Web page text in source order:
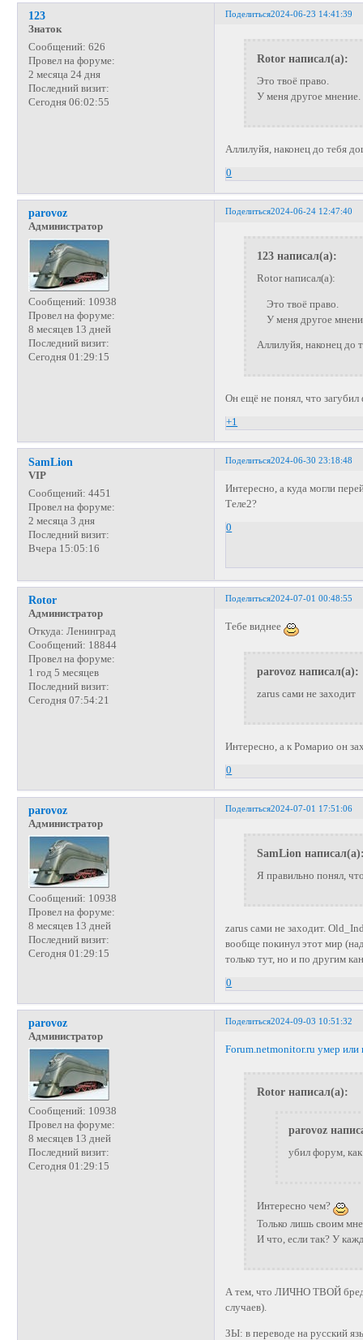
Поделиться2024-06-23 14:41:39
123
Знаток
Сообщений: 626
Провел на форуме:
2 месяца 24 дня
Последний визит:
Сегодня 06:02:55
Rotor написал(а):
Это твоё право.
У меня другое мнение.
Аллилуйя, наконец до тебя
0
Поделиться2024-06-24 12:47:40
parovoz
Администратор
Сообщений: 10938
Провел на форуме:
8 месяцев 13 дней
Последний визит:
Сегодня 01:29:15
123 написал(а):
Rotor написал(а):
Это твоё право.
У меня другое
Аллилуйя, наконец до
Он ещё не понял, что
+1
Поделиться2024-06-30 23:18:48
SamLion
VIP
Сообщений: 4451
Провел на форуме:
2 месяца 3 дня
Последний визит:
Вчера 15:05:16
Интересно, а куда могли
Теле2?
0
Поделиться2024-07-01 00:48:55
Rotor
Администратор
Откуда: Ленинград
Сообщений: 18844
Провел на форуме:
1 год 5 месяцев
Последний визит:
Сегодня 07:54:21
Тебе виднее
parovoz написал(а):
zarus сами не заходит
Интересно, а к Ромарио он
0
Поделиться2024-07-01 17:51:06
parovoz
Администратор
Сообщений: 10938
Провел на форуме:
8 месяцев 13 дней
Последний визит:
Сегодня 01:29:15
SamLion
Я правильно понял,
zarus сами не заходит.
вообще покинул этот мир
только тут, но и по другим
0
Поделиться2024-09-03 10:51:32
parovoz
Администратор
Сообщений: 10938
Провел на форуме:
8 месяцев 13 дней
Последний визит:
Сегодня 01:29:15
Forum.netmonitor.ru умер или
Rotor написал(а):
parovoz
убил форум,
Интересно чем?
Только лишь своим
И что, если так? У
А тем, что ЛИЧНО ТВОЙ бред
случаев).
ЗЫ: в переводе на русский